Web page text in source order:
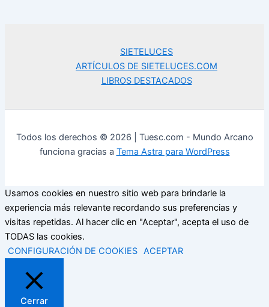
SIETELUCES
ARTÍCULOS DE SIETELUCES.COM
LIBROS DESTACADOS
Todos los derechos © 2026 | Tuesc.com - Mundo Arcano
funciona gracias a Tema Astra para WordPress
Usamos cookies en nuestro sitio web para brindarle la
experiencia más relevante recordando sus preferencias y
visitas repetidas. Al hacer clic en "Aceptar", acepta el uso de
TODAS las cookies.
CONFIGURACIÓN DE COOKIES ACEPTAR
Cerrar